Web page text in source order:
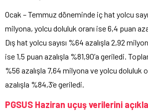
Ocak – Temmuz döneminde iç hat yolcu
milyona, yolcu doluluk oranı ise 6,4 puan
Dış hat yolcu sayısı %64 azalışla 2,92
ise 1,5 puan azalışla %81,90’a geriledi.
%56 azalışla 7,64 milyona ve yolcu doluluk
azalışla %84,3’e geriledi.
PGSUS Haziran uçuş verilerini